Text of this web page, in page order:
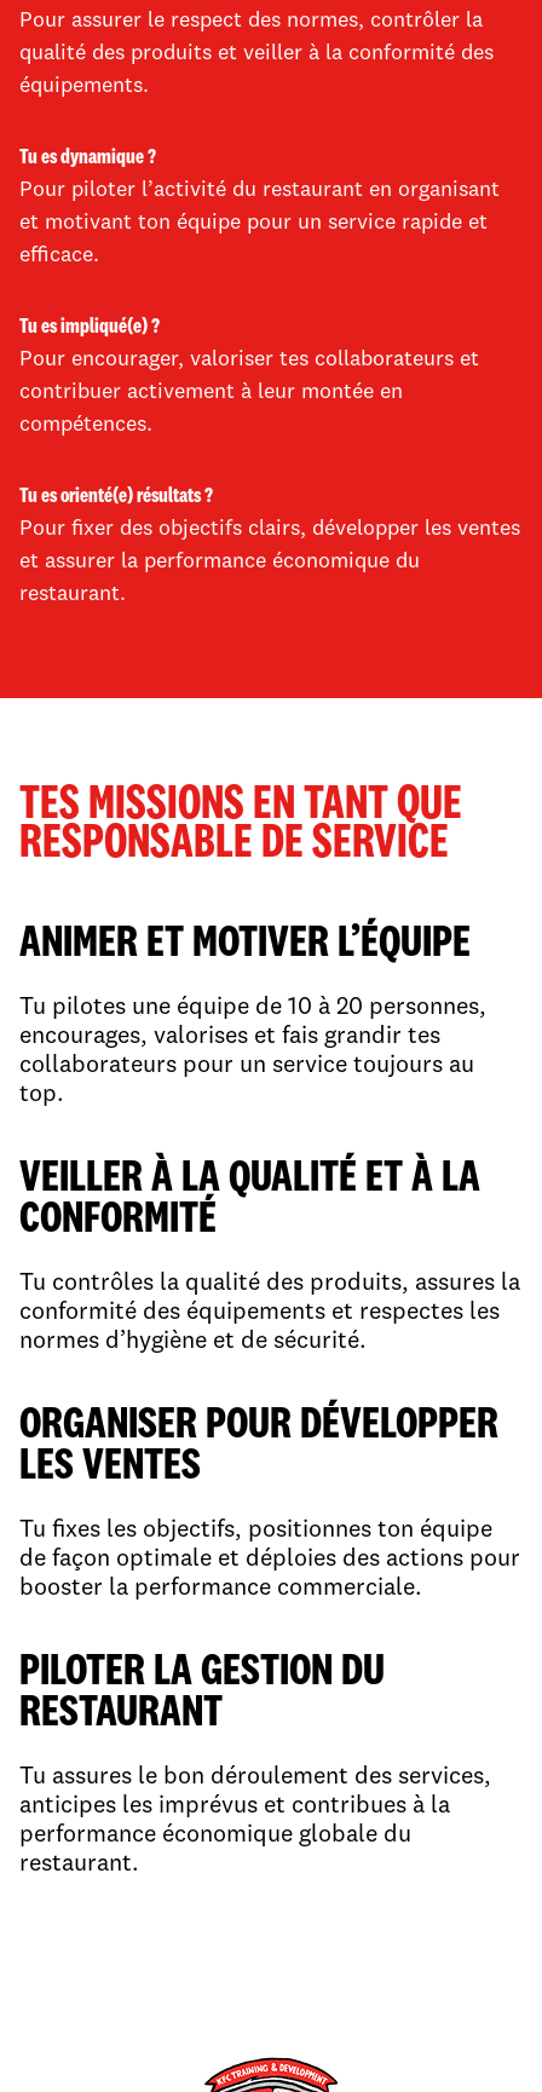
Pour assurer le respect des normes, contrôler la
qualité des produits et veiller à la conformité des
équipements.​
Tu es dynamique ?
Pour piloter l’activité du restaurant en organisant
et motivant ton équipe pour un service rapide et
efficace.
Tu es impliqué(e) ?
Pour encourager, valoriser tes collaborateurs et
contribuer activement à leur montée en
compétences.​
Tu es orienté(e) résultats ?
Pour fixer des objectifs clairs, développer les ventes
et assurer la performance économique du
restaurant.​
TES MISSIONS EN TANT QUE
RESPONSABLE DE SERVICE
ANIMER ET MOTIVER L’ÉQUIPE​
Tu pilotes une équipe de 10 à 20 personnes,
encourages, valorises et fais grandir tes
collaborateurs pour un service toujours au
top.
VEILLER À LA QUALITÉ ET À LA
CONFORMITÉ
Tu contrôles la qualité des produits, assures la
conformité des équipements et respectes les
normes d’hygiène et de sécurité.​
ORGANISER POUR DÉVELOPPER
LES VENTES​
Tu fixes les objectifs, positionnes ton équipe
de façon optimale et déploies des actions pour
booster la performance commerciale.​
PILOTER LA GESTION DU
RESTAURANT​
Tu assures le bon déroulement des services,
anticipes les imprévus et contribues à la
performance économique globale du
restaurant.​